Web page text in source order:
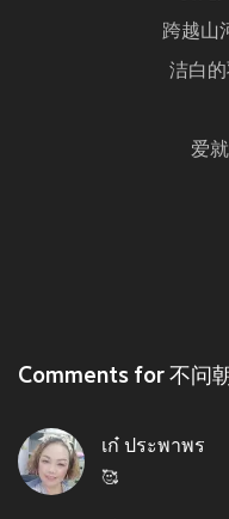
跨越山
洁白
爱
Comments for 不问
เก๋ ประพาพร
🥰